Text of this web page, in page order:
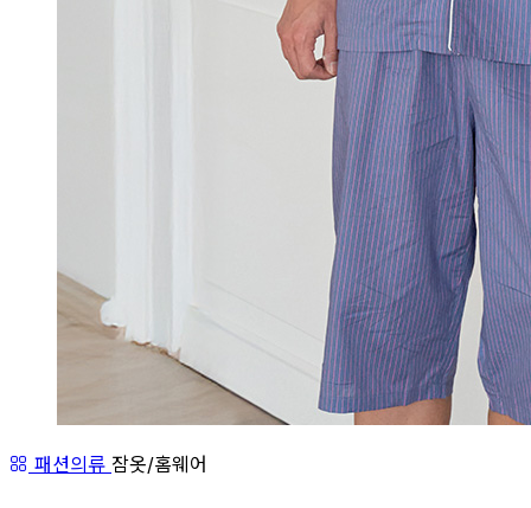
패션의류 잠옷/홈웨어